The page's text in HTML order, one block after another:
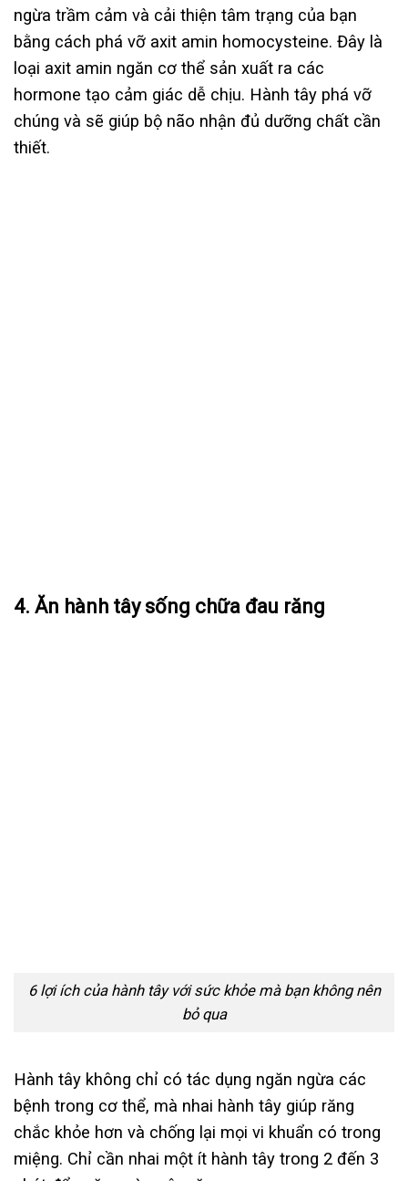
ngừa trầm cảm và cải thiện tâm trạng của bạn
bằng cách phá vỡ axit amin homocysteine. Đây là
loại axit amin ngăn cơ thể sản xuất ra các
hormone tạo cảm giác dễ chịu. Hành tây phá vỡ
chúng và sẽ giúp bộ não nhận đủ dưỡng chất cần
thiết.
4. Ăn hành tây sống chữa đau răng
6 lợi ích của hành tây với sức khỏe mà bạn không nên
bỏ qua
Hành tây không chỉ có tác dụng ngăn ngừa các
bệnh trong cơ thể, mà nhai hành tây giúp răng
chắc khỏe hơn và chống lại mọi vi khuẩn có trong
miệng. Chỉ cần nhai một ít hành tây trong 2 đến 3